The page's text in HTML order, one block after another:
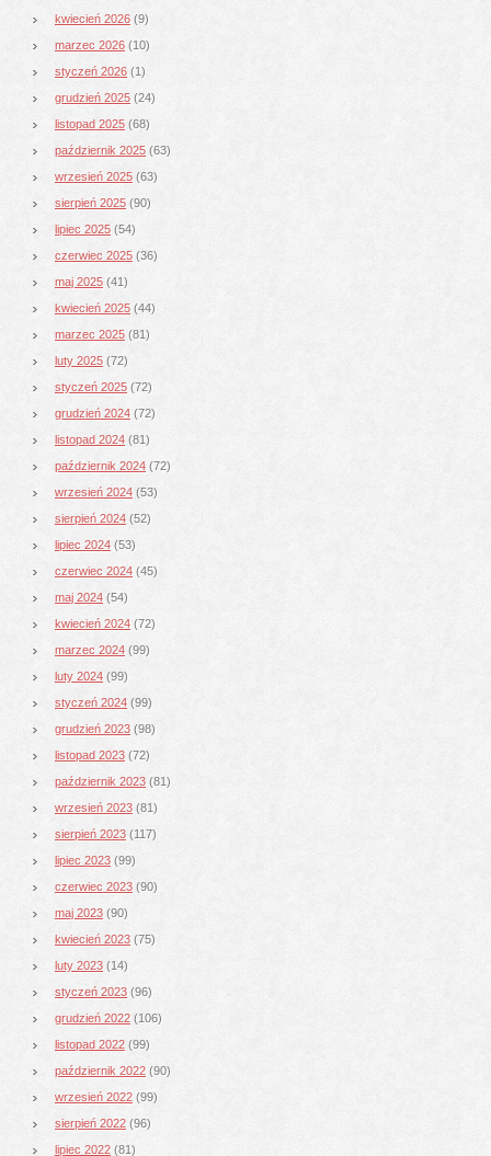
kwiecień 2026 (9)
marzec 2026 (10)
styczeń 2026 (1)
grudzień 2025 (24)
listopad 2025 (68)
październik 2025 (63)
wrzesień 2025 (63)
sierpień 2025 (90)
lipiec 2025 (54)
czerwiec 2025 (36)
maj 2025 (41)
kwiecień 2025 (44)
marzec 2025 (81)
luty 2025 (72)
styczeń 2025 (72)
grudzień 2024 (72)
listopad 2024 (81)
październik 2024 (72)
wrzesień 2024 (53)
sierpień 2024 (52)
lipiec 2024 (53)
czerwiec 2024 (45)
maj 2024 (54)
kwiecień 2024 (72)
marzec 2024 (99)
luty 2024 (99)
styczeń 2024 (99)
grudzień 2023 (98)
listopad 2023 (72)
październik 2023 (81)
wrzesień 2023 (81)
sierpień 2023 (117)
lipiec 2023 (99)
czerwiec 2023 (90)
maj 2023 (90)
kwiecień 2023 (75)
luty 2023 (14)
styczeń 2023 (96)
grudzień 2022 (106)
listopad 2022 (99)
październik 2022 (90)
wrzesień 2022 (99)
sierpień 2022 (96)
lipiec 2022 (81)